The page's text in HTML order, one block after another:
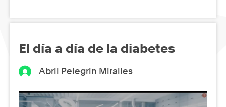
El día a día de la diabetes
Abril Pelegrin Miralles